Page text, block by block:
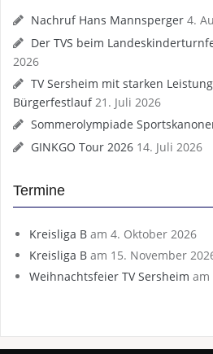
Nachruf Hans Mannsperger 4.
Der TVS beim
2026
TV Sersheim mit starken
Bürgerfestlauf 21. Juli 2026
Sommerolympiade
GINKGO Tour 2026 14. Juli 2026
Termine
Kreisliga B am 4. Oktober 2026
Kreisliga B am 15. November
Weihnachtsfeier TV Sersheim am